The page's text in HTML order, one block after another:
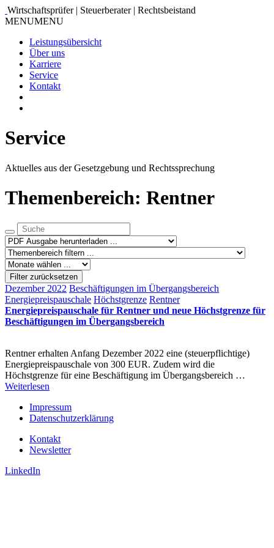
Wirtschaftsprüfer | Steuerberater | Rechtsbeistand
MENUMENU
Leistungsübersicht
Über uns
Karriere
Service
Kontakt
Service
Aktuelles aus der Gesetzgebung und Rechtssprechung
Themenbereich: Rentner
Filter zurücksetzen
Dezember 2022 Beschäftigungen im Übergangsbereich
Energiepreispauschale Höchstgrenze Rentner
Energiepreispauschale für Rentner und neue Höchstgrenze für
Beschäftigungen im Übergangsbereich
Rentner erhalten Anfang Dezember 2022 eine (steuerpflichtige)
Energiepreispauschale von 300 EUR. Zudem wird die
Höchstgrenze für eine Beschäftigung im Übergangsbereich …
Weiterlesen
Impressum
Datenschutzerklärung
Kontakt
Newsletter
LinkedIn